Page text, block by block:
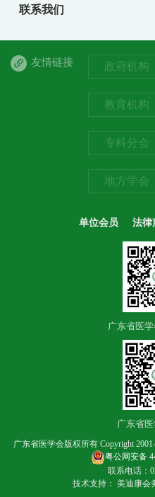
联系我们
友情链接
单位会员 法律
广东省医
广东省
广东省医学会版权所有 Copyright
粤公网安备
联系电话：
技术支持： 美迪康会